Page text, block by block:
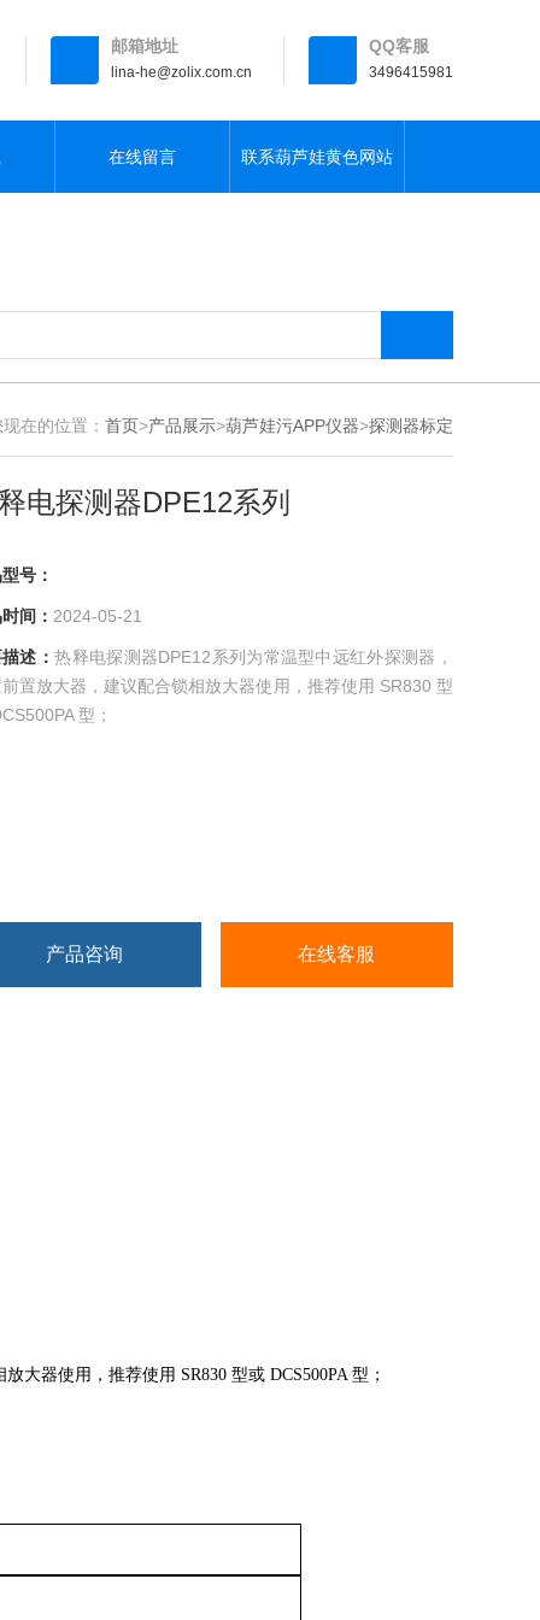
邮箱地址
lina-he@zolix.com.cn
QQ客服
3496415981
在线留言 联系葫芦娃黄色网站
在的位置： 首页>产品展示>葫芦娃污APP仪器>探测器标定
电探测器DPE12系列
：
间： 2024-05-21
述：热释电探测器DPE12系列为常温型中远红外探测器，
置放大器，建议配合锁相放大器使用，推荐使用 SR830 型
型；
产品咨询 在线客服
使用，推荐使用 SR830 型或 DCS500PA 型；